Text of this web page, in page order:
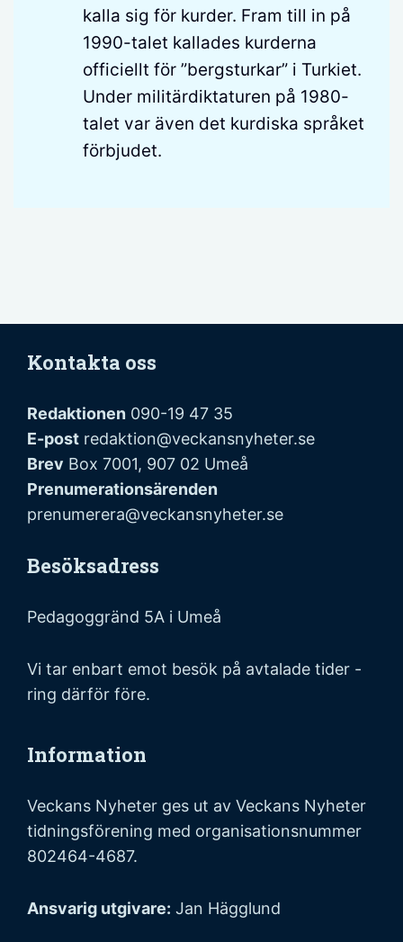
kalla sig för kurder. Fram till in på
1990-talet kallades kurderna
officiellt för ”bergsturkar” i Turkiet.
Under militärdiktaturen på 1980-
talet var även det kurdiska språket
förbjudet.
Kontakta oss
Redaktionen 090-19 47 35
E-post redaktion@veckansnyheter.se
Brev Box 7001, 907 02 Umeå
Prenumerationsärenden
prenumerera@veckansnyheter.se
Besöksadress
Pedagoggränd 5A i Umeå
Vi tar enbart emot besök på avtalade tider -
ring därför före.
Information
Veckans Nyheter ges ut av Veckans Nyheter
tidningsförening med organisationsnummer
802464-4687.
Ansvarig utgivare: Jan Hägglund